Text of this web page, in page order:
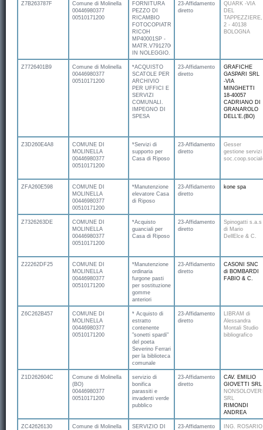
Z7B263787F
Comune di Molinella
00446980377
00510171200
FORNITURA
PEZZO DI
RICAMBIO
FOTOCOPIATRICE
RICOH
MP40001SP -
MATR.V7912700298
IN NOLEGGIO.
23-Affidamento
diretto
QUARK -VIA
DEL
TAPPEZZIERE,
2 - 40138
BOLOGNA
Z7726401B9
Comune di Molinella
00446980377
00510171200
*ACQUISTO
SCATOLE PER
ARCHIVIO
PER UFFICI E
SERVIZI
COMUNALI.
IMPEGNO DI
SPESA
23-Affidamento
diretto
GRAFICHE
GASPARI SRL
-VIA
MINGHETTI
18-40057
CADRIANO DI
GRANAROLO
DELL'E.(BO)
Z3D260E4A8
COMUNE DI
MOLINELLA
00446980377
00510171200
*Servizi di
supporto per
Casa di Riposo
23-Affidamento
diretto
Gesser
gestione servizi
ZFA260E598
COMUNE DI
MOLINELLA
00446980377
00510171200
*Manutenzione
elevatore Casa
di Riposo
23-Affidamento
diretto
kone spa
Z7326263DE
COMUNE DI
MOLINELLA
00446980377
00510171200
*Acquisto
guanciali per
Casa di Riposo
23-Affidamento
diretto
Spinogatti s.a.s
di Mario
DellElce & C.
Z22262DF25
COMUNE DI
MOLINELLA
00446980377
00510171200
*Manutenzione
ordinaria
furgone pasti
per sostituzione
gomme
anteriori
23-Affidamento
diretto
CASONI SNC
di BOMBARDI
FABIO & C.
Z6C262B457
COMUNE DI
MOLINELLA
00446980377
00510171200
* Acquisto di
estratto
contenente
"sonetti spardi"
del poeta
Severino Ferrari
per la biblioteca
comunale
23-Affidamento
diretto
LIBRAM di
Alessandra
Montali Studio
bibliografico
Z1D262604C
Comune di Molinella
(BO)
00446980377
00510171200
servizio di
bonifica
parassiti e
invadenti verde
pubblico
23-Affidamento
diretto
CAV. EMILIO
GIOVETTI SRL
SRL
RIMONDI
ANDREA
ZC42626130
Comune di Molinella
SERVIZIO DI
23-Affidamento
ING. ROSARIO